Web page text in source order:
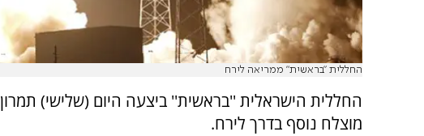
החללית "בראשית" ממריאה לירח
החללית הישראלית ''בראשית'' ביצעה היום (שלישי) תמרון
מוצלח נוסף בדרך לירח.